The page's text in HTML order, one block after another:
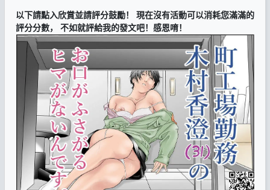
以下請點入欣賞並請評分鼓勵！
現在沒有活動可以消耗您滿滿的
評分分數， 不如就評給我的發文吧！感恩唷！